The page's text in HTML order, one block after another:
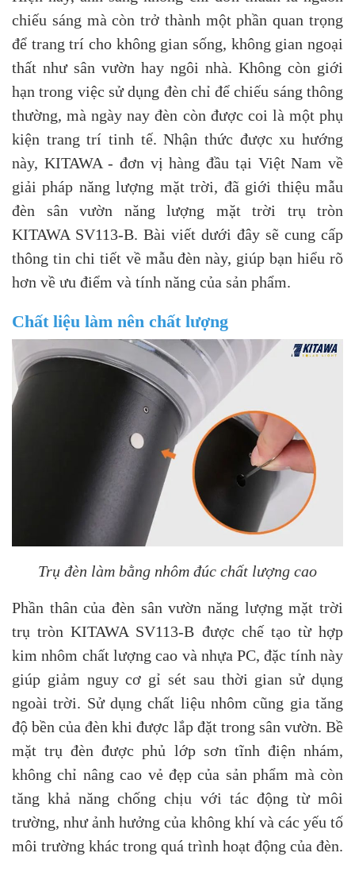
chiếu sáng mà còn trở thành một phần quan trọng
để trang trí cho không gian sống, không gian ngoại
thất như sân vườn hay ngôi nhà. Không còn giới
hạn trong việc sử dụng đèn chỉ để chiếu sáng thông
thường, mà ngày nay đèn còn được coi là một phụ
kiện trang trí tinh tế. Nhận thức được xu hướng
này, KITAWA - đơn vị hàng đầu tại Việt Nam về
giải pháp năng lượng mặt trời, đã giới thiệu mẫu
đèn sân vườn năng lượng mặt trời trụ tròn
KITAWA SV113-B. Bài viết dưới đây sẽ cung cấp
thông tin chi tiết về mẫu đèn này, giúp bạn hiểu rõ
hơn về ưu điểm và tính năng của sản phẩm.
Chất liệu làm nên chất lượng
Trụ đèn làm bằng nhôm đúc chất lượng cao
Phần thân của đèn sân vườn năng lượng mặt trời
trụ tròn KITAWA SV113-B được chế tạo từ hợp
kim nhôm chất lượng cao và nhựa PC, đặc tính này
giúp giảm nguy cơ gỉ sét sau thời gian sử dụng
ngoài trời. Sử dụng chất liệu nhôm cũng gia tăng
độ bền của đèn khi được lắp đặt trong sân vườn. Bề
mặt trụ đèn được phủ lớp sơn tĩnh điện nhám,
không chỉ nâng cao vẻ đẹp của sản phẩm mà còn
tăng khả năng chống chịu với tác động từ môi
trường, như ảnh hưởng của không khí và các yếu tố
môi trường khác trong quá trình hoạt động của đèn.